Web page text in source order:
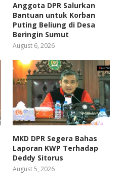
Anggota DPR Salurkan
Bantuan untuk Korban
Puting Beliung di Desa
Beringin Sumut
August 6, 2026
MKD DPR Segera Bahas
Laporan KWP Terhadap
Deddy Sitorus
August 5, 2026